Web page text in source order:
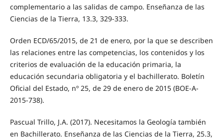
complementario a las salidas de campo. Enseñanza de las
Ciencias de la Tierra, 13.3, 329-333.
Orden ECD/65/2015, de 21 de enero, por la que se describen
las relaciones entre las competencias, los contenidos y los
criterios de evaluación de la educación primaria, la
educación secundaria obligatoria y el bachillerato. Boletín
Oficial del Estado, nº 25, de 29 de enero de 2015 (BOE-A-
2015-738).
Pascual Trillo, J.A. (2017). Necesitamos la Geología también
en Bachillerato. Enseñanza de las Ciencias de la Tierra, 25.3,